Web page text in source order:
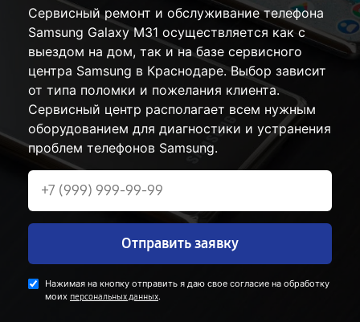
Сервисный ремонт и обслуживание телефона
Samsung Galaxy M31 осуществляется как с
выездом на дом, так и на базе сервисного
центра Samsung в Краснодаре. Выбор зависит
от типа поломки и пожелания клиента.
Сервисный центр располагает всем нужным
оборудованием для диагностики и устранения
проблем телефонов Samsung.
Отправить заявку
Нажимая на кнопку отправить я даю свое согласие на обработку
моих персональных данных.